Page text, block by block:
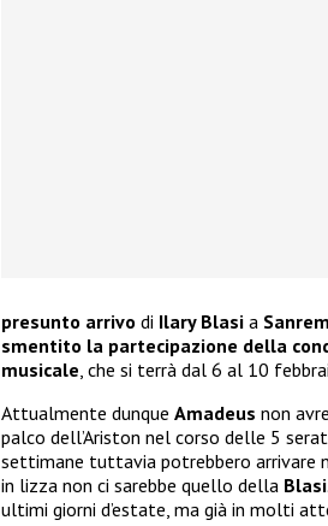
presunto arrivo di Ilary Blasi a
smentito la partecipazione della
musicale, che si terrà dal 6 al 10
Attualmente dunque Amadeus non
palco dell’Ariston nel corso delle 5
settimane tuttavia potrebbero arrivare
in lizza non ci sarebbe quello della Blasi.
ultimi giorni d’estate, ma già in molti